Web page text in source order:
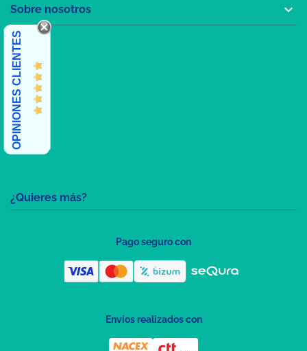
¿Quieres más?
Sobre nosotros 
OPINIONES CLIENTES
Pago seguro con
Envíos realizados con